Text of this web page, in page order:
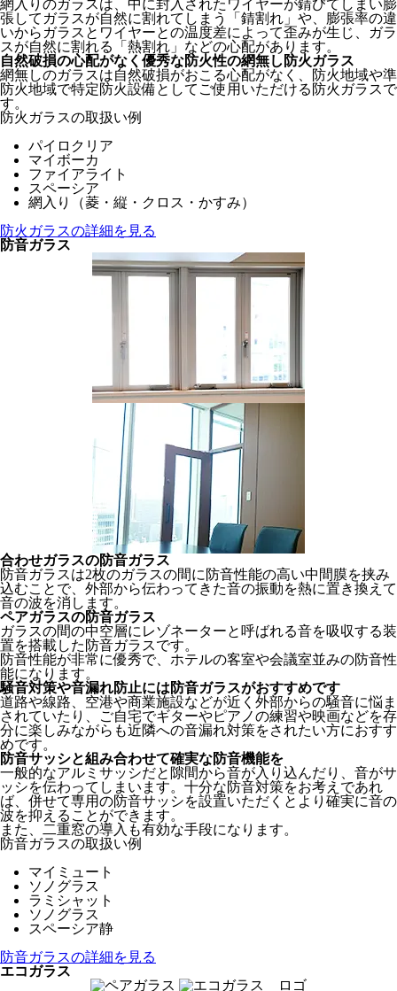
網入りのガラスは、中に封入されたワイヤーが錆びてしまい膨
張してガラスが自然に割れてしまう「錆割れ」や、膨張率の違
いからガラスとワイヤーとの温度差によって歪みが生じ、ガラ
スが自然に割れる「熱割れ」などの心配があります。
自然破損の心配がなく優秀な防火性の網無し防火ガラス
網無しのガラスは自然破損がおこる心配がなく、防火地域や準
防火地域で特定防火設備としてご使用いただける防火ガラスで
す。
防火ガラスの取扱い例
パイロクリア
マイボーカ
ファイアライト
スペーシア
網入り（菱・縦・クロス・かすみ）
防火ガラスの詳細を見る
防音ガラス
合わせガラスの防音ガラス
防音ガラスは2枚のガラスの間に防音性能の高い中間膜を挟み
込むことで、外部から伝わってきた音の振動を熱に置き換えて
音の波を消します。
ペアガラスの防音ガラス
ガラスの間の中空層にレゾネーターと呼ばれる音を吸収する装
置を搭載した防音ガラスです。
防音性能が非常に優秀で、ホテルの客室や会議室並みの防音性
能になります。
騒音対策や音漏れ防止には防音ガラスがおすすめです
道路や線路、空港や商業施設などが近く外部からの騒音に悩ま
されていたり、ご自宅でギターやピアノの練習や映画などを存
分に楽しみながらも近隣への音漏れ対策をされたい方におすす
めです。
防音サッシと組み合わせて確実な防音機能を
一般的なアルミサッシだと隙間から音が入り込んだり、音がサ
ッシを伝わってしまいます。十分な防音対策をお考えであれ
ば、併せて専用の防音サッシを設置いただくとより確実に音の
波を抑えることができます。
また、二重窓の導入も有効な手段になります。
防音ガラスの取扱い例
マイミュート
ソノグラス
ラミシャット
ソノグラス
スペーシア静
防音ガラスの詳細を見る
エコガラス